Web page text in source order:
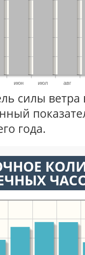
июн июл авг
силы ветра
года.